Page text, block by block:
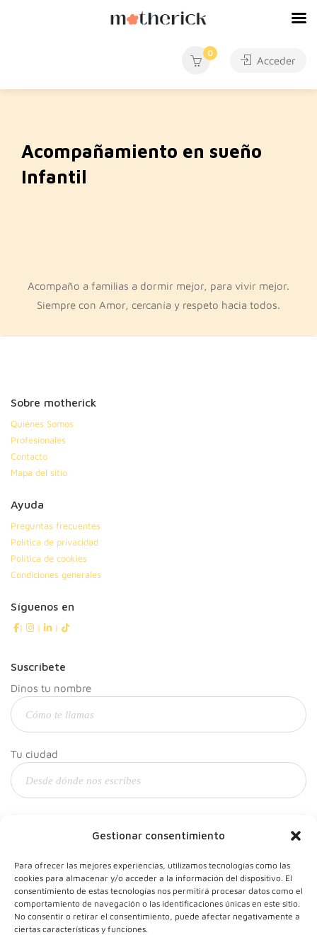
Gestionar consentimiento
Para ofrecer las mejores experiencias, utilizamos tecnologías como las
cookies para almacenar y/o acceder a la información del dispositivo. El
consentimiento de estas tecnologías nos permitirá procesar datos como el
comportamiento de navegación o las identificaciones únicas en este sitio.
No consentir o retirar el consentimiento, puede afectar negativamente a
ciertas características y funciones.
0
Acceder
Acompañamiento en sueño
Infantil
Acompaño a familias a dormir mejor, para vivir mejor.
Siempre con Amor, cercanía y respeto hacia todos.
Sobre motherick
Quiénes Somos
Profesionales
Contacto
Mapa del sitio
Ayuda
Preguntas frecuentes
Política de privacidad
Política de cookies
Condiciones generales
Síguenos en
| | |
Suscríbete
Dinos tu nombre
Tu ciudad